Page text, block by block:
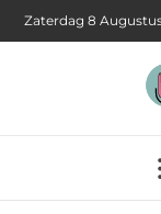
Zaterdag 8